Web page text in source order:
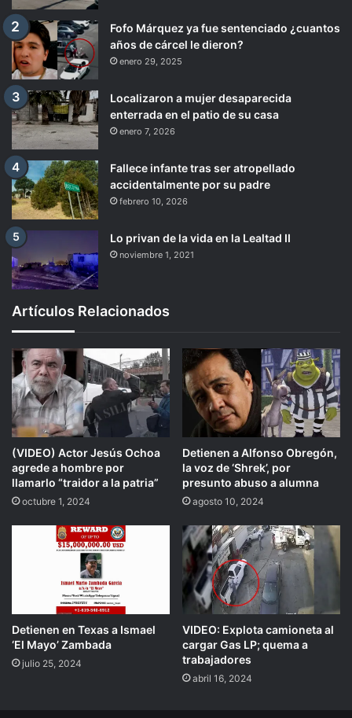
Fofo Márquez ya fue sentenciado ¿cuantos
años de cárcel le dieron?
enero 29, 2025
Localizaron a mujer desaparecida
enterrada en el patio de su casa
enero 7, 2026
Fallece infante tras ser atropellado
accidentalmente por su padre
febrero 10, 2026
Lo privan de la vida en la Lealtad II
noviembre 1, 2021
Artículos Relacionados
(VIDEO) Actor Jesús Ochoa
agrede a hombre por
llamarlo “traidor a la patria”
octubre 1, 2024
Detienen a Alfonso Obregón,
la voz de ‘Shrek’, por
presunto abuso a alumna
agosto 10, 2024
Detienen en Texas a Ismael
‘El Mayo’ Zambada
julio 25, 2024
VIDEO: Explota camioneta al
cargar Gas LP; quema a
trabajadores
abril 16, 2024